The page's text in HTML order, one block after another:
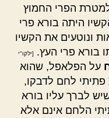
הפרי החמוץ
היתה בורא פרי
ונוטעים את הקשיו
בורא פרי העץ.
[ילקו"י
על הפלאפל, שהוא
לחם לדבקו,
לברך עליו בורא
הלחם אינם אלא